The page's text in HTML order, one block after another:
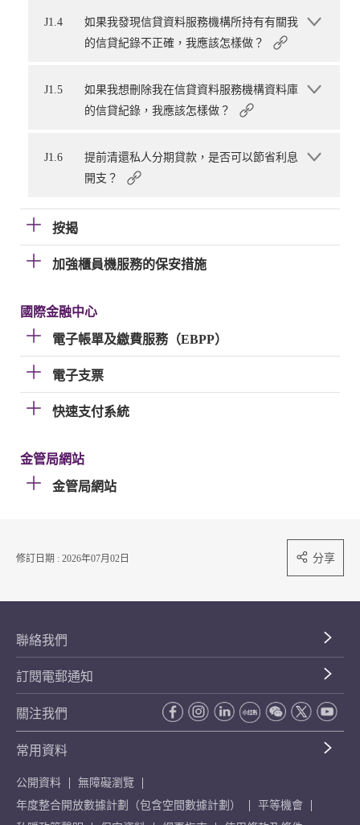
J1.4
如果我發現信貸資料服務機構所持有有關我
的信貸紀錄不正確，我應該怎樣做？
J1.5
如果我想刪除我在信貸資料服務機構資料庫
的信貸紀錄，我應該怎樣做？
J1.6
提前清還私人分期貸款，是否可以節省利息
開支？
按揭
加強櫃員機服務的保安措施
國際金融中心
電子帳單及繳費服務（EBPP）
電子支票
快速支付系統
金管局網站
金管局網站
修訂日期 : 2026年07月02日 分享
聯絡我們
訂閱電郵通知
關注我們
常用資料
公開資料
無障礙瀏覽
年度整合開放數據計劃（包含空間數據計劃）
平等機會